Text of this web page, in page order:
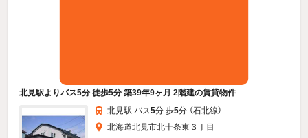
北見駅よりバス5分 徒歩5分 築39年9ヶ月 2階建の賃貸物件
北見駅 バス5分 歩5分 （石北線）
北海道北見市北十条東３丁目